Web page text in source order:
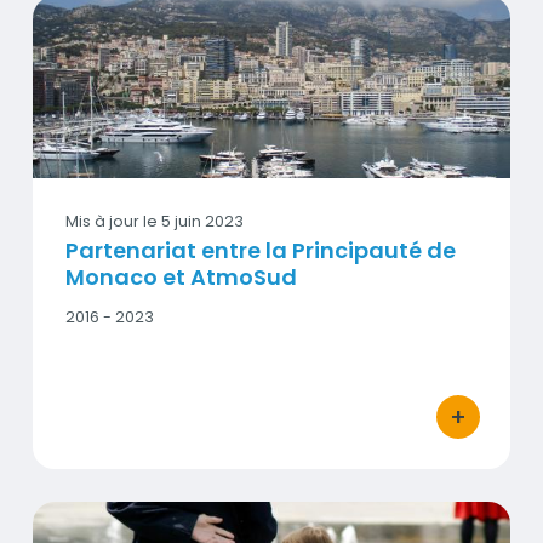
Partenariat entre la Principauté de Monaco et AtmoSud
Vignette
Mis à jour le 5 juin 2023
Partenariat entre la Principauté de
Monaco et AtmoSud
Date
2016 - 2023
+
bouton
Immunité et qualité de l’air